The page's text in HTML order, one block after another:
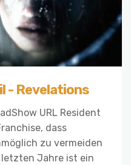
- Revelations
URL Resident
dass
zu vermeiden
Jahre ist ein